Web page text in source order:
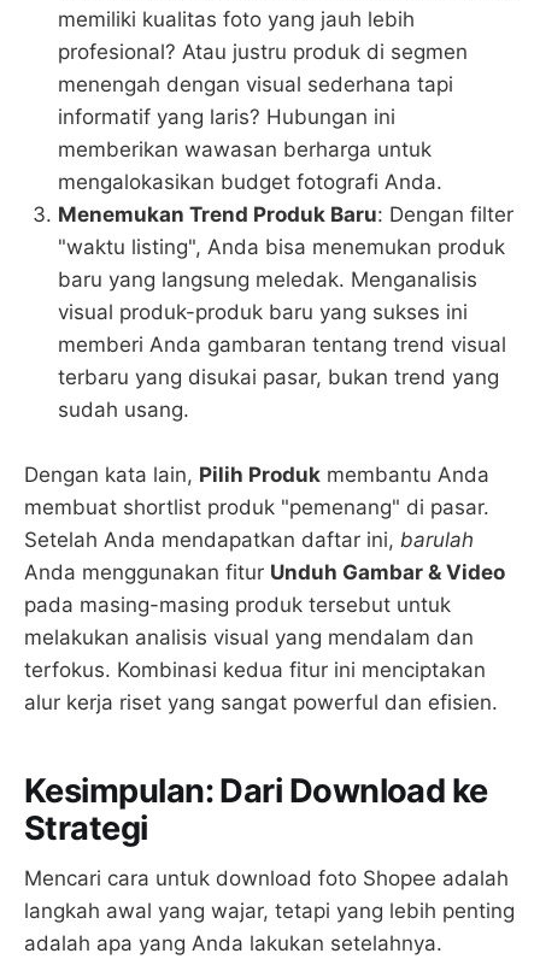
memiliki kualitas foto yang jauh lebih
profesional? Atau justru produk di segmen
menengah dengan visual sederhana tapi
informatif yang laris? Hubungan ini
memberikan wawasan berharga untuk
mengalokasikan budget fotografi Anda.
Menemukan Trend Produk Baru: Dengan filter
"waktu listing", Anda bisa menemukan produk
baru yang langsung meledak. Menganalisis
visual produk-produk baru yang sukses ini
memberi Anda gambaran tentang trend visual
terbaru yang disukai pasar, bukan trend yang
sudah usang.
Dengan kata lain, Pilih Produk membantu Anda
membuat shortlist produk "pemenang" di pasar.
Setelah Anda mendapatkan daftar ini, barulah
Anda menggunakan fitur Unduh Gambar & Video
pada masing-masing produk tersebut untuk
melakukan analisis visual yang mendalam dan
terfokus. Kombinasi kedua fitur ini menciptakan
alur kerja riset yang sangat powerful dan efisien.
Kesimpulan: Dari Download ke
Strategi
Mencari cara untuk download foto Shopee adalah
langkah awal yang wajar, tetapi yang lebih penting
adalah apa yang Anda lakukan setelahnya.